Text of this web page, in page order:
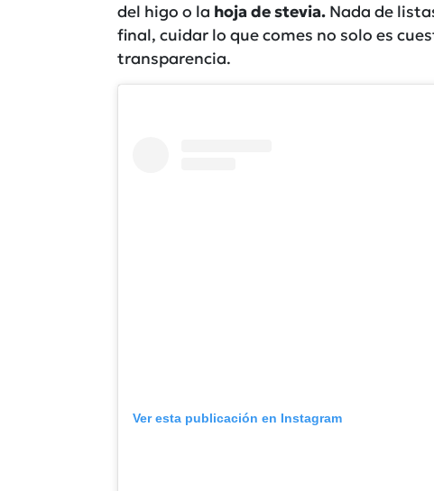
del higo o la hoja de stevia. Nada de
final, cuidar lo que comes no solo es
transparencia.
Ver esta publicación en Instagram